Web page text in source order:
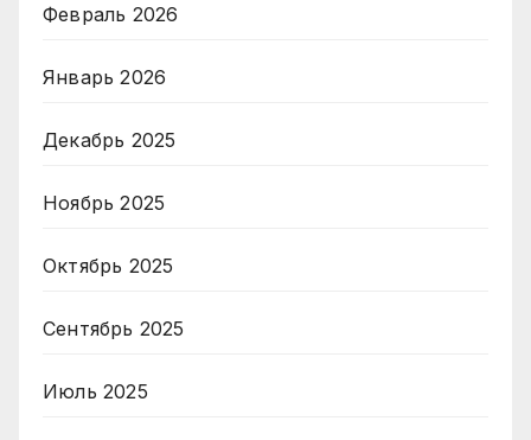
Февраль 2026
Январь 2026
Декабрь 2025
Ноябрь 2025
Октябрь 2025
Сентябрь 2025
Июль 2025